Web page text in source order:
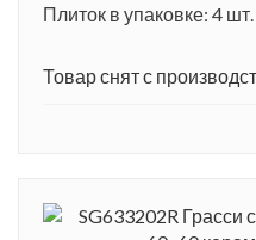
Плиток в упаковке: 4 шт.
Товар снят с